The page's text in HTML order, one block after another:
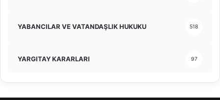
YABANCILAR VE VATANDAŞLIK HUKUKU 518
YARGITAY KARARLARI 97